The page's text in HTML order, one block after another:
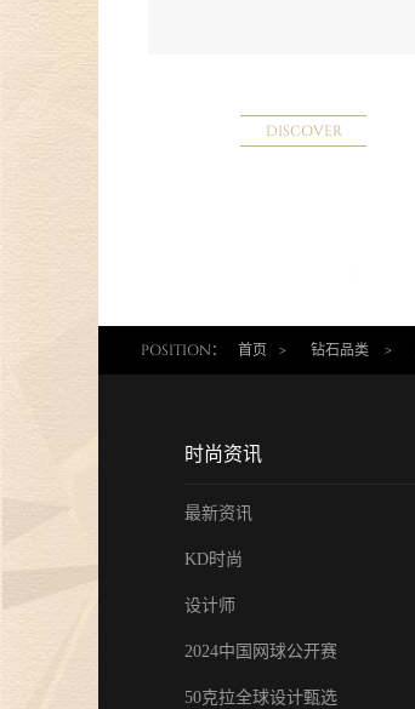
DISCOVER
POSITION： 首页 > 钻石品类 >
时尚资讯
最新资讯
KD时尚
设计师
2024中国网球公开赛
50克拉全球设计甄选